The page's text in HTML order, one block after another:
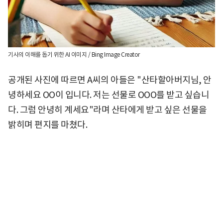
기사의 이해를 돕기 위한 AI 이미지 / Bing Image Creator
공개된 사진에 따르면 A씨의 아들은 "산타할아버지님, 안
녕하세요 OO이 입니다. 저는 선물로 OOO를 받고 싶습니
다. 그럼 안녕히 계세요"라며 산타에게 받고 싶은 선물을
밝히며 편지를 마쳤다.